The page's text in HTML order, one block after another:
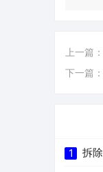
上一篇：
下一篇：
1